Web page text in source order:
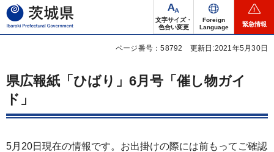
茨城県
文字サイズ・
色合い変更
Foreign
Language
緊急情報
ページ番号：58792 更新日:2021年5月30日
県広報紙「ひばり」6月号「催し物ガイ
ド」
5月20日現在の情報です。お出掛けの際には前もってご確認